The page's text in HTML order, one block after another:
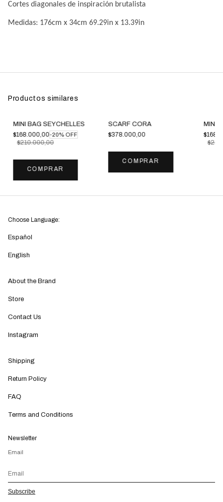
Cortes diagonales de inspiración brutalista
Medidas: 176cm x 34cm 69.29in x 13.39in
Productos similares
MINI BAG SEYCHELLES
$168.000,00-20% OFF
$210.000,00
COMPRAR
SCARF CORA
$378.000,00
COMPRAR
Sin stock
MINI
Choose Language:
Español
English
About the Brand
Store
Contact Us
Instagram
Shipping
Return Policy
FAQ
Terms and Conditions
Newsletter
Email
Subscribe